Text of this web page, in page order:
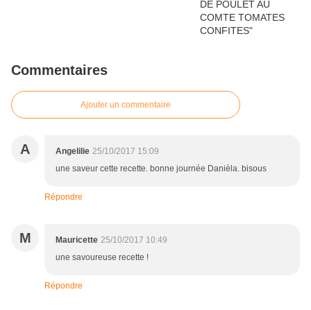
Commentaires
Ajouter un commentaire
A Angelilie 25/10/2017 15:09
une saveur cette recette. bonne journée Danièla. bisous
Répondre
M Mauricette 25/10/2017 10:49
une savoureuse recette !
Répondre